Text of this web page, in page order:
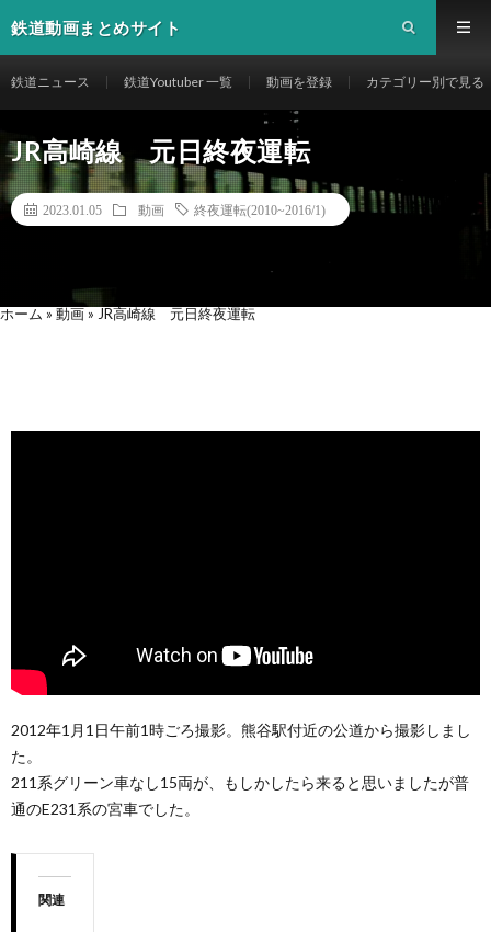
鉄道動画まとめサイト
鉄道ニュース 鉄道Youtuber 一覧 動画を登録 カテゴリー別で見る
JR高崎線 元日終夜運転
2023.01.05 動画 終夜運転(2010~2016/1)
ホーム » 動画 » JR高崎線 元日終夜運転
2012年1月1日午前1時ごろ撮影。熊谷駅付近の公道から撮影しまし
た。
211系グリーン車なし15両が、もしかしたら来ると思いましたが普
通のE231系の宮車でした。
関連